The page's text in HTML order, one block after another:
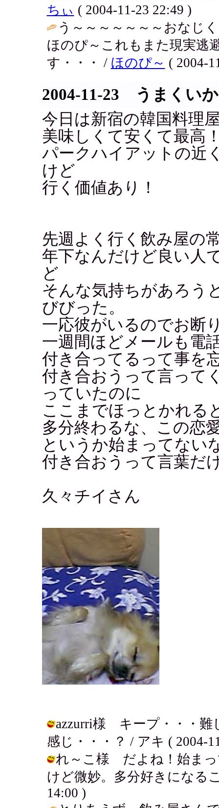
ちぃ ( 2004-11-23 22:49 )
う～～～～～～～おなじ
ほのぴ～これもまた現実逃
す・・・ / ほのぴ～ ( 2004-
2004-11-23 うまくい
今日は新宿の韓国料理
美味しくて安くて最高
パークハイアットの近
けど
行く価値あり！
先週よく行く飲み屋の
年下なんだけど良い人
ど
そんな気持ちがあろう
びびった。
一応彼がいるのでお断
一週間ほどメールも電
付き合ってるって事を
付き合おうって言って
っていたのに
ここまでほっとかれる
多分終わるな、この恋
というか始まってない
付き合おうって言葉だ
久々チイさん
azzurri様 キープ・・・難
感じ・・・？ / アキ ( 2004-
れ～こ様 だよね！始まっ
けど微妙。多分好きになる
14:00 )